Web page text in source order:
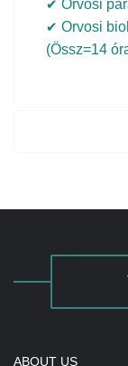
Orvosi
Orvosi
(Össz=14
ABOUT US